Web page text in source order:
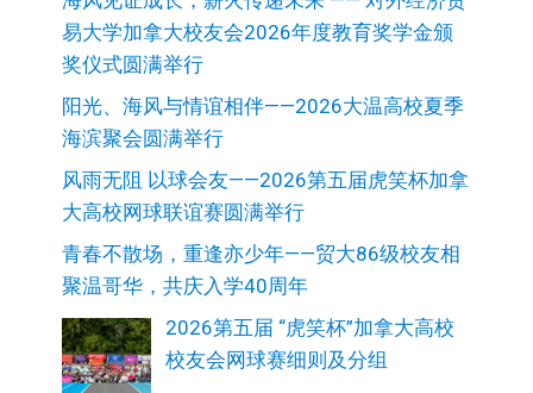
易大学加拿大校友会2026年度教育奖学金颁
奖仪式圆满举行
阳光、海风与情谊相伴——2026大温高校夏季
海滨聚会圆满举行
风雨无阻 以球会友——2026第五届虎笑杯加拿
大高校网球联谊赛圆满举行
青春不散场，重逢亦少年——贸大86级校友相
聚温哥华，共庆入学40周年
2026第五届 “虎笑杯”加拿大高校
校友会网球赛细则及分组